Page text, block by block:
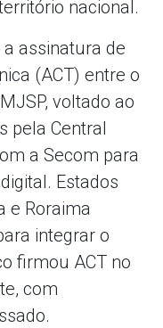
nacional.
assinatura de
(ACT) entre o
voltado ao
pela Central
a Secom para
Estados
e Roraima
integrar o
firmou ACT no
com